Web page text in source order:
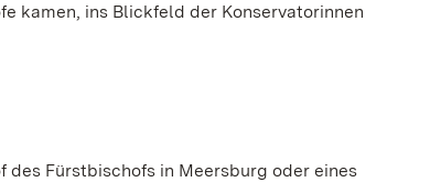
kamen, ins Blickfeld der Konservatorinnen
des Fürstbischofs in Meersburg oder eines